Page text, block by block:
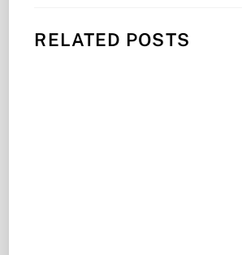
RELATED POSTS